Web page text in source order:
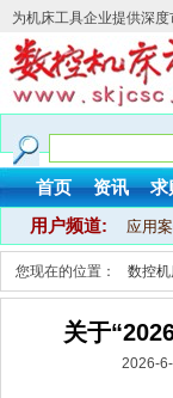
为机床工具企业提
首页 资讯 求
用户频道: 应用
您现在的位置： 数控机
关于
2026-